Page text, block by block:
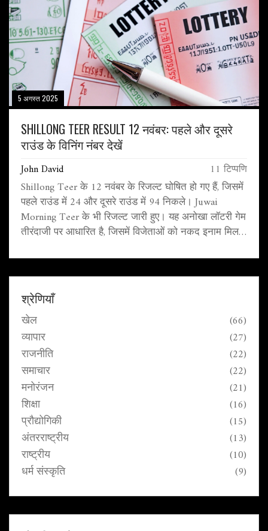
5 अगस्त 2025
SHILLONG TEER RESULT 12 नवंबर: पहले और दूसरे
राउंड के विनिंग नंबर देखें
John David 11 टिप्पणि
Shillong Teer के 12 नवंबर के रिजल्ट घोषित हो गए हैं, जिसमें
पहले राउंड में 24 और दूसरे राउंड में 94 निकले। Juwai
Morning Teer के भी रिजल्ट जारी हुए। यह अनोखा लॉटरी गेम
तीरंदाजी पर आधारित है, जिसमें विजेताओं को नकद इनाम मिलता
श्रेणियाँ
खेल (66)
व्यापार (27)
राजनीति (22)
समाचार (22)
मनोरंजन (21)
शिक्षा (16)
प्रौद्योगिकी (15)
अंतरराष्ट्रीय (13)
राष्ट्रीय (10)
धर्म संस्कृति (9)